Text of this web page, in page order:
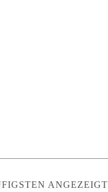
ANGEZEIGT